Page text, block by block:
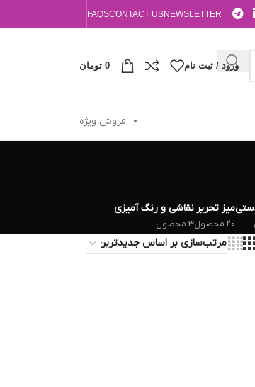
NEWSLETTER
CONTACT US
FAQS
ورود / ثبت نام 0 تومان
فروش ویژه
میز تحریر
20 محصول
نقاشی و رنگ آمیزی
3 محصول